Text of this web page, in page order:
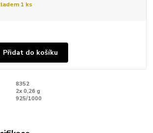
1 ks
Přidat do košíku
8352
2x 0,26 g
925/1000